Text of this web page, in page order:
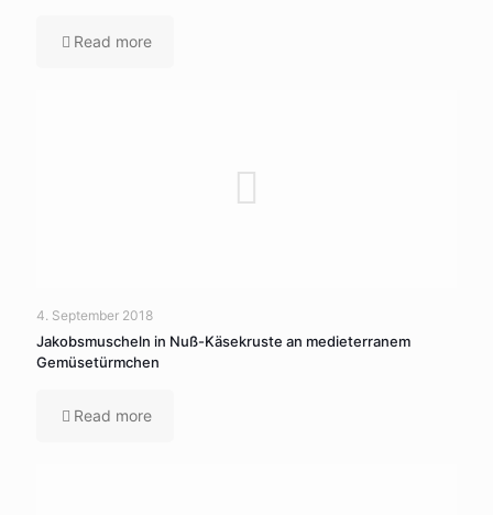
Read more
4. September 2018
Jakobsmuscheln in Nuß-Käsekruste an medieterranem
Gemüsetürmchen
Read more